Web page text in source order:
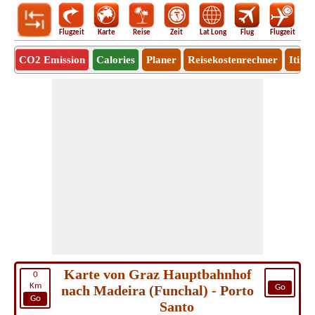
Flugzeit Karte Reise Zeit Lat Long Flug Flugzeit
CO2 Emission Calories Planer Reisekostenrechner
0
Km
Go
Go
Karte von Graz Hauptbahnhof
nach Madeira (Funchal) - Porto
Santo